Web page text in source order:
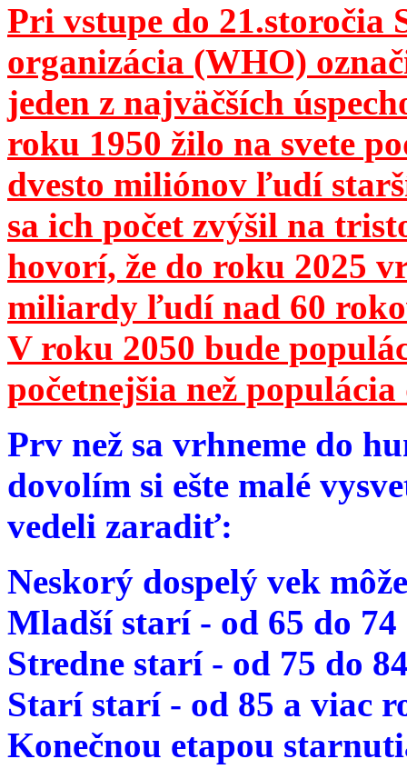
Pri vstupe do 21.storočia
organizácia (WHO)
jeden z najväčších
roku 1950 žilo na svete
dvesto miliónov ľudí
sa ich počet zvýšil na
hovorí, že do roku 2025
miliardy ľudí nad 60
V roku 2050 bude
početnejšia než
Prv než sa vrhneme do
dovolím si ešte malé
vedeli zaradiť:
Neskorý dospelý vek
Mladší starí - od 65 do
Stredne starí - od 75 do
Starí starí - od 85 a viac
Konečnou etapou